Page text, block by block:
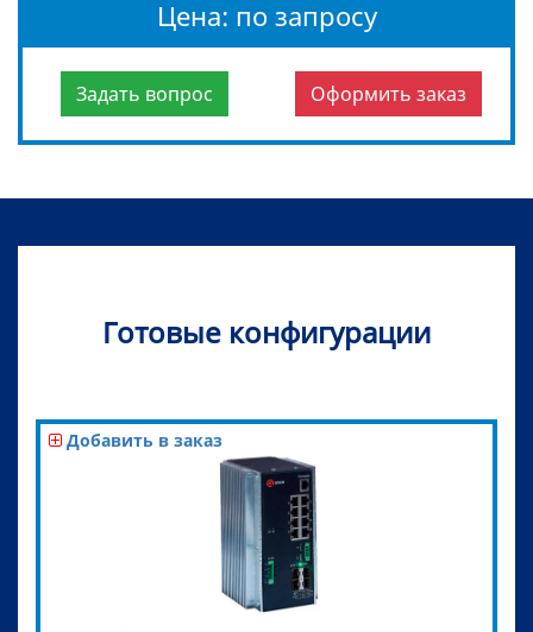
Цена: по запросу
Задать вопрос Оформить заказ
Готовые конфигурации
Добавить в заказ